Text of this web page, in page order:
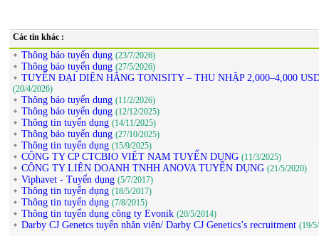
Các tin khác :
Thông báo tuyển dụng (23/7/2026)
Thông báo tuyển dụng (27/5/2026)
TUYỂN ĐẠI DIỆN HÃNG TONISITY – THU NHẬP 2,000–4,000
(20/4/2026)
Thông báo tuyển dụng (11/2/2026)
Thông báo tuyển dụng (12/12/2025)
Thông tin tuyển dụng (14/11/2025)
Thông báo tuyển dụng (27/10/2025)
Thông tin tuyển dụng (15/9/2025)
CÔNG TY CP CTCBIO VIỆT NAM TUYỂN DỤNG (11/3/2025)
CÔNG TY LIÊN DOANH TNHH ANOVA TUYỂN DỤNG (21/5/2020)
Viphavet - Tuyển dụng (5/7/2017)
Thông tin tuyển dụng (18/5/2017)
Thông tin tuyển dụng (7/8/2015)
Thông tin tuyển dụng công ty Evonik (20/5/2014)
Darby CJ Genetcs tuyển nhân viên/ Darby CJ Genetics’s recruitment (19/